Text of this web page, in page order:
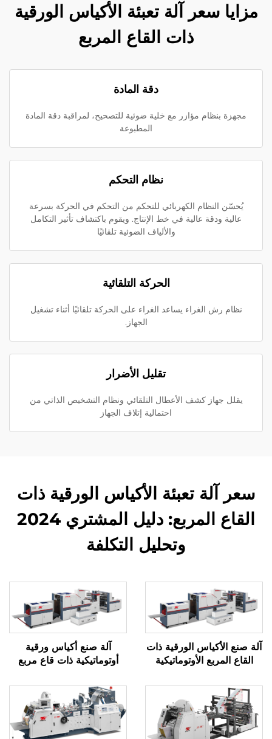
مزايا سعر آلة تعبئة الأكياس الورقية
ذات القاع المربع
دقة المادة
مجهزة بنظام مؤازر مع خلية ضوئية للتصحيح، لمراقبة دقة المادة
المطبوعة
نظام التحكم
يُحسّن النظام الكهربائي للتحكم من التحكم في الحركة بسرعة
عالية ودقة عالية في خط الإنتاج. ويقوم باكتشاف تأثير التكامل
والألياف الضوئية تلقائيًا
الحركة التلقائية
نظام رش الغراء يساعد الغراء على الحركة تلقائيًا أثناء تشغيل
الجهاز.
تقليل الأضرار
يقلل جهاز كشف الأعطال التلقائي ونظام التشخيص الذاتي من
احتمالية إتلاف الجهاز
سعر آلة تعبئة الأكياس الورقية ذات
القاع المربع: دليل المشتري 2024
وتحليل التكلفة
آلة صنع الأكياس الورقية ذات
القاع المربع الأوتوماتيكية
آلة صنع أكياس ورقية
أوتوماتيكية ذات قاع مربع